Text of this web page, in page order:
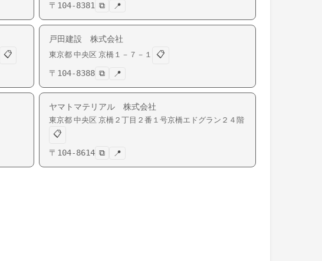
〒 104-8381 ⧉ 📍
📋
戸田建設 株式会社
東京都 中央区 京橋 １－７－１
📋
〒 104-8388 ⧉ 📍
ヤマトマテリアル 株式会社
東京都 中央区 京橋 ２丁目２番１号京橋エドグラン２４階
📋
〒 104-8614 ⧉ 📍